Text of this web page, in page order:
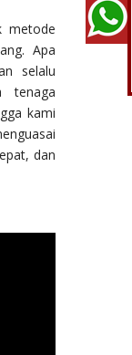
metode
Apa
selalu
tenaga
kami
dan